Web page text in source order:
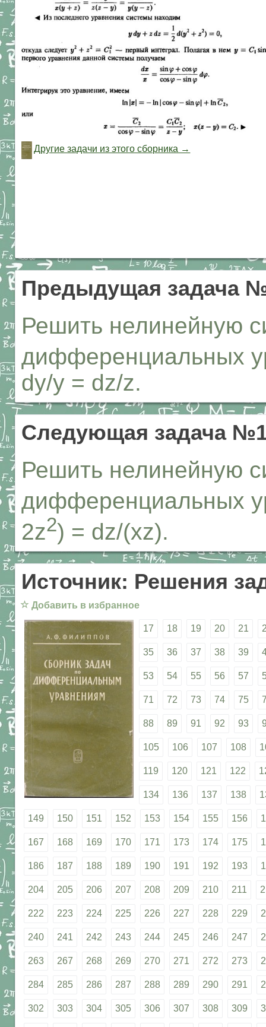
Другие задачи из этого сборника →
Предыдущая задача
Решить нелинейную
дифференциальных
dy/y = dz/z.
Следующая задача
Решить нелинейную
дифференциальных
2z2) = dz/(xz).
Источник: Решения
☆ Добавить в избранное
17 18 19 20 21
35 36 37 38 39
53 54 55 56 57
71 72 73 74 75
88 89 91 92 93
105 106 107 108
119 120 121 122
134 136 137 138
149 150 151 152 153 154 155 156
167 168 169 170 171 173 174 175
186 187 188 189 190 191 192 193
204 205 206 207 208 209 210 211
222 223 224 225 226 227 228 229
240 241 242 243 244 245 246 247
263 267 268 269 270 271 272 273
284 285 286 287 288 289 290 291
302 303 304 305 306 307 308 309